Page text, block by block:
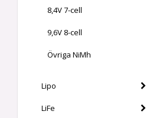
8,4V 7-cell
9,6V 8-cell
Övriga NiMh
Lipo
LiFe